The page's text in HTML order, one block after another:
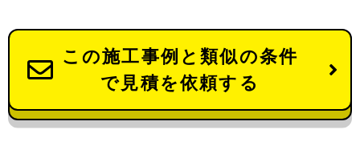
この施工事例と類似の条件
で見積を依頼する